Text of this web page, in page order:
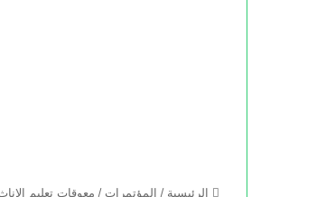
الرئيسية / المؤتمرات / معوقات تعليم